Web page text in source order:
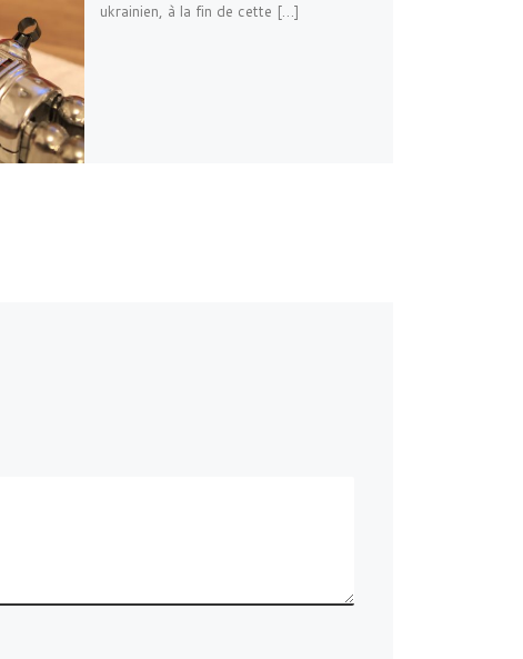
ukrainien, à la fin de cette […]